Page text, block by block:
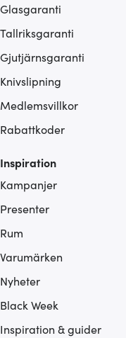
Glasgaranti
Tallriksgaranti
Gjutjärnsgaranti
Knivslipning
Medlemsvillkor
Rabattkoder
Inspiration
Kampanjer
Presenter
Rum
Varumärken
Nyheter
Black Week
Inspiration & guider